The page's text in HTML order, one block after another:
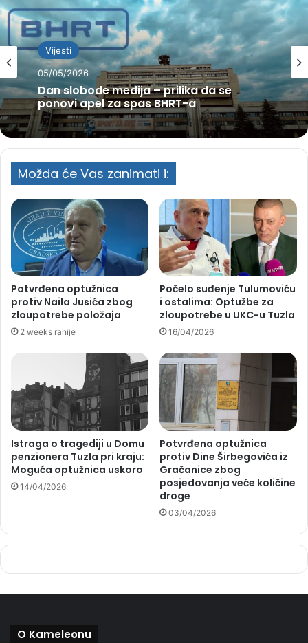
Vijesti
05/05/2026
Dan slobode medija – prilika da se
ponovi apel za spas BHRT-a
Možda će Vas zanimati i:
Potvrđena optužnica
protiv Naila Jusića zbog
zloupotrebe položaja
2 weeks ranije
Počelo suđenje Tulumoviću
i ostalima: Optužbe za
zloupotrebe u UKC-u Tuzla
16/04/2026
Istraga o tragediji u Domu
penzionera Tuzla pri kraju:
Moguća optužnica uskoro
14/04/2026
Potvrđena optužnica
protiv Dine Širbegovića iz
Gračanice zbog
posjedovanja veće količine
droge
03/04/2026
O Kameleonu